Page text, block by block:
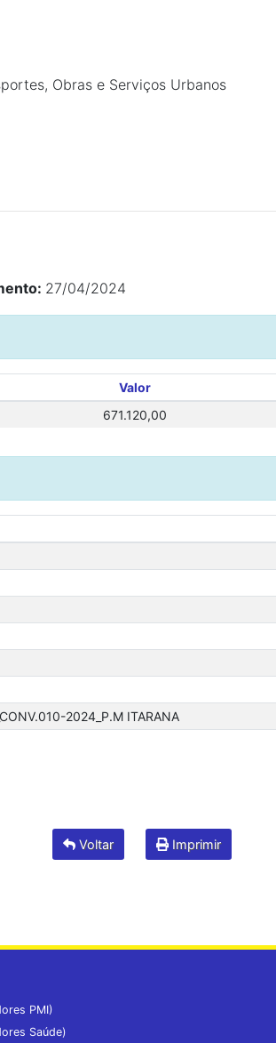
Obras e Serviços Urbanos
27/04/2024
Valor
671.120,00
2024_P.M ITARANA
Voltar Imprimir
PMI)
Saúde)